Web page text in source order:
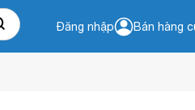
Đăng nhập Bán hàng